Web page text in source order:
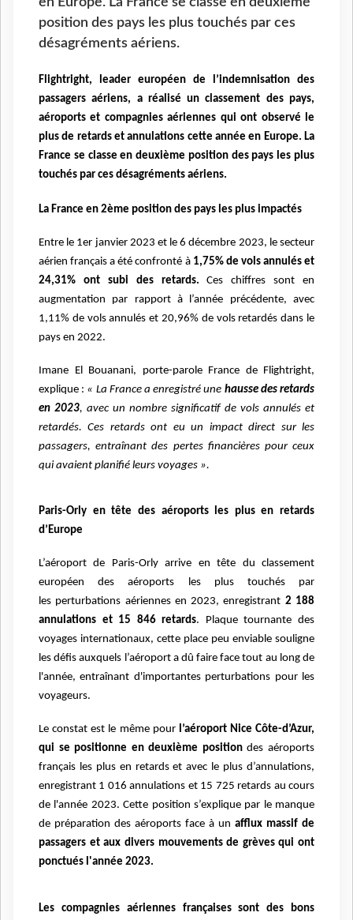
position des pays les plus touchés par ces
désagréments aériens.
Flightright, leader européen de l’indemnisation des
passagers aériens, a réalisé un classement des pays,
aéroports et compagnies aériennes qui ont observé le
plus de retards et annulations cette année en Europe. La
France se classe en deuxième position des pays les plus
touchés par ces désagréments aériens.
La France en 2ème position des pays les plus impactés
Entre le 1er janvier 2023 et le 6 décembre 2023, le secteur
aérien français a été confronté à 1,75% de vols annulés et
24,31% ont subi des retards. Ces chiffres sont en
augmentation par rapport à l’année précédente, avec
1,11% de vols annulés et 20,96% de vols retardés dans le
pays en 2022.
Imane El Bouanani, porte-parole France de Flightright,
explique : « La France a enregistré une hausse des retards
en 2023, avec un nombre significatif de vols annulés et
retardés. Ces retards ont eu un impact direct sur les
passagers, entraînant des pertes financières pour ceux
qui avaient planifié leurs voyages ».
Paris-Orly en tête des aéroports les plus en retards
d’Europe
L’aéroport de Paris-Orly arrive en tête du classement
européen des aéroports les plus touchés par
les perturbations aériennes en 2023, enregistrant 2 188
annulations et 15 846 retards. Plaque tournantedes
voyages internationaux, cette place peu enviable souligne
les défis auxquels l’aéroport a dû faireface tout au long de
l'année, entraînant d'importantes perturbations pour les
voyageurs.
Le constat est le même pour l’aéroport Nice Côte-d’Azur,
qui se positionne en deuxième positiondesaéroports
français les plus en retards et avec le plus d’annulations,
enregistrant 1 016 annulations et 15 725 retards au cours
de l'année 2023. Cette position s’explique par le manque
de préparation des aéroports face à un afflux massif de
passagers et aux divers mouvements de grèves qui ont
ponctués l'année 2023.
Les compagnies aériennes françaises sont des bons